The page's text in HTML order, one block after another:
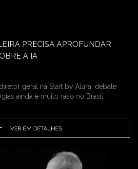
PRECISA APROFUNDAR
A IA
geral na Start by Alura, debate
ainda é muito raso no Brasil
VER EM DETALHES